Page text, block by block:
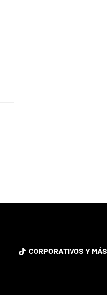
CORPORATIVOS Y MÁS